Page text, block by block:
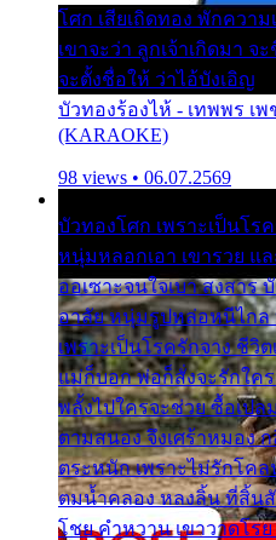
โศก เสียเถิดทอง พักควา
เขาจะว่า ลูกเจ้าเกิดมา จ
จะตั้งชื่อให้ ว่าไอ้บังเอิญ
บัวทองร้องไห้ - เทพพร เ
(KARAOKE)
98 views • 06.07.2569
บัวทองโศก เพราะเป็นโ
หนุ่มหลอกเอา เขารวย แ
ออเซาะจนใจเบา สงสาร
อาลัย หนุ่มรูปหล่อหนีไกล
เพราะเป็นโรครักจาง ชีวิ
แม่ก็บอก พ่อก็สั่งจะรักใค
พลั้งไปใครจะช่วย ซื้อเปล
ตามสนอง จึงเศร้าหมอง
ตระหนัก เพราะไม่รักโค
ตมน้ำคลอง หลงลิ้น ที่สิ้น
โชย คำหวาน เขาวาดโร